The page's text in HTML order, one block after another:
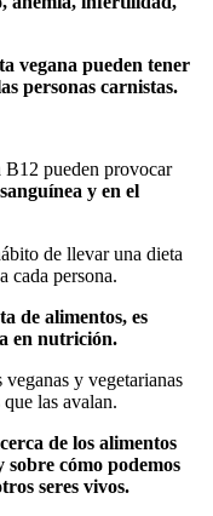
vegana pueden tener
personas carnistas.
B12 pueden provocar
y en el
de llevar una dieta
cada persona.
de alimentos, es
en nutrición.
y vegetarianas
las avalan.
de los alimentos
sobre cómo podemos
seres vivos.